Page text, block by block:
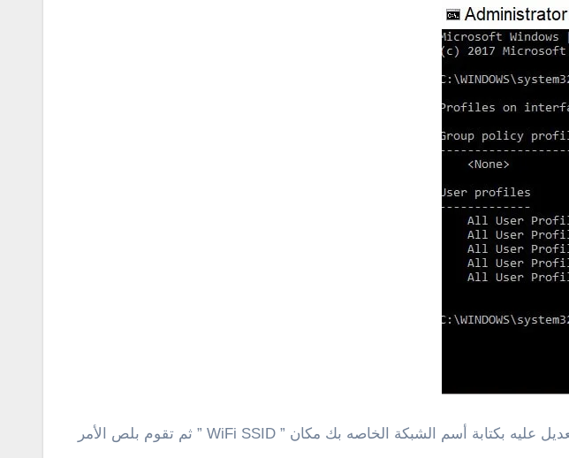
3 : بعد أن قمنا بعرض جميع الشبكات المحفوظة على الكمبيوتر، نقوم بنسخ الأمر التالى والتعديل عليه بكتابة أسم الشبكة الخاصه بك مكان ” WiFi SSID ” ثم تقوم بلص الأمر